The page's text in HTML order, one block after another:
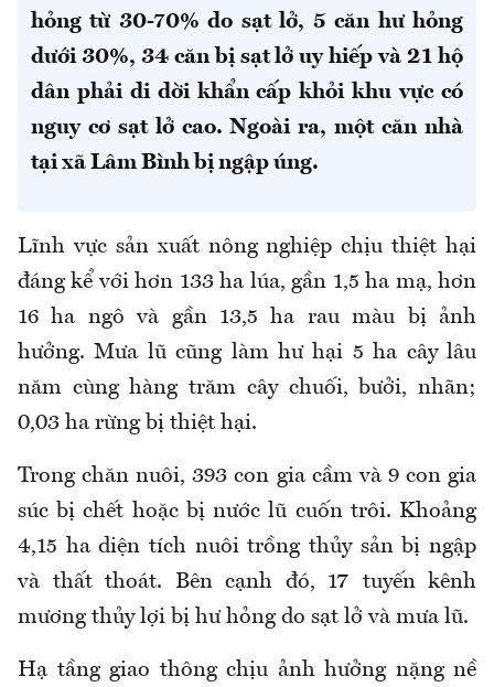
hỏng từ 30-70% do sạt lở, 5 căn hư hỏng
dưới 30%, 34 căn bị sạt lở uy hiếp và 21 hộ
dân phải di dời khẩn cấp khỏi khu vực có
nguy cơ sạt lở cao. Ngoài ra, một căn nhà
tại xã Lâm Bình bị ngập úng.
Lĩnh vực sản xuất nông nghiệp chịu thiệt hại
đáng kể với hơn 133 ha lúa, gần 1,5 ha mạ, hơn
16 ha ngô và gần 13,5 ha rau màu bị ảnh
hưởng. Mưa lũ cũng làm hư hại 5 ha cây lâu
năm cùng hàng trăm cây chuối, bưởi, nhãn;
0,03 ha rừng bị thiệt hại.
Trong chăn nuôi, 393 con gia cầm và 9 con gia
súc bị chết hoặc bị nước lũ cuốn trôi. Khoảng
4,15 ha diện tích nuôi trồng thủy sản bị ngập
và thất thoát. Bên cạnh đó, 17 tuyến kênh
mương thủy lợi bị hư hỏng do sạt lở và mưa lũ.
Hạ tầng giao thông chịu ảnh hưởng nặng nề